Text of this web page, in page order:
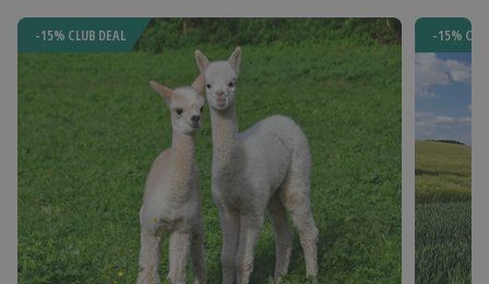
-15% CLUB DEAL -15%